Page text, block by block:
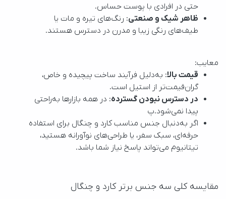
حتی در افرادی با پوست حساس.
ظاهر شیک و صنعتی: رنگ‌های تیره و مات یا
طیف‌های رنگی زیبا و مدرن در دسترس هستند.
معایب:
قیمت بالا: به‌دلیل فرآیند ساخت پیچیده و خاص،
گران‌قیمت‌تر از استیل است.
در دسترس نبودن گسترده: در همه بازارها به‌راحتی
پیدا نمی‌شود.پ
اگر به‌دنبال جنس مناسب کارد و چنگال برای استفاده
حرفه‌ای، سبک سفر، یا طراحی‌های نوآورانه هستید،
تیتانیوم می‌تواند پاسخ نیاز شما باشد.
مقایسه کلی سه جنس برتر کارد و چنگال